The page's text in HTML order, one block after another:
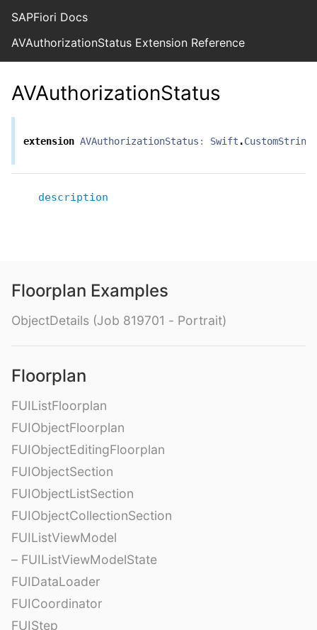
SAPFiori Docs
AVAuthorizationStatus Extension Reference
AVAuthorizationStatus
extension AVAuthorizationStatus : Swift .
description
Floorplan Examples
ObjectDetails (Job 819701 - Portrait)
Floorplan
FUIListFloorplan
FUIObjectFloorplan
FUIObjectEditingFloorplan
FUIObjectSection
FUIObjectListSection
FUIObjectCollectionSection
FUIListViewModel
– FUIListViewModelState
FUIDataLoader
FUICoordinator
FUIStep